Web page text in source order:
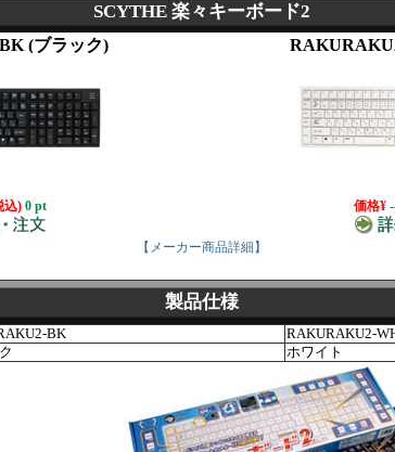
SCYTHE 楽々キーボード2
(ブラック)
込) 0 pt 価格¥
【メーカー商品詳細】
製品仕様
BK
RAKURAKU2-
ホワイト